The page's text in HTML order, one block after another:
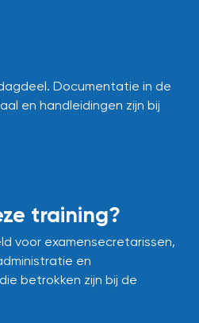
Documentatie in de
en handleidingen zijn bij
training?
voor examensecretarissen,
en
betrokken zijn bij de